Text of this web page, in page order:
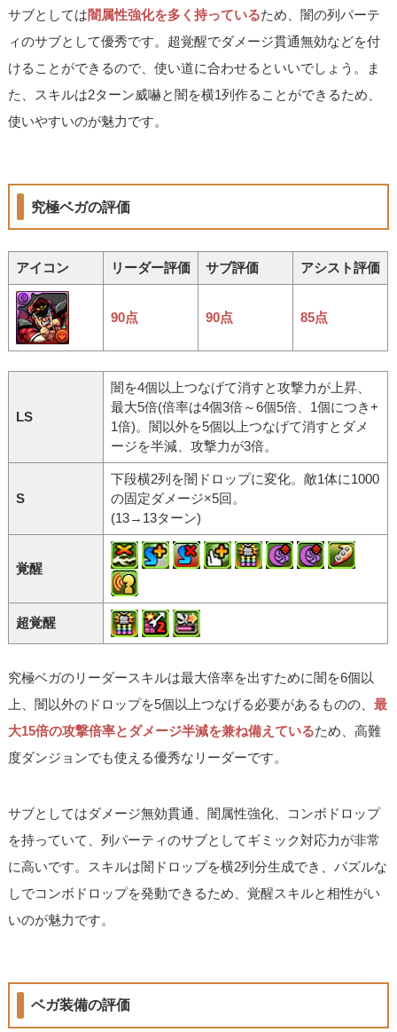
サブとしては闇属性強化を多く持っているため、闇の列パーテ
ィのサブとして優秀です。超覚醒でダメージ貫通無効などを付
けることができるので、使い道に合わせるといいでしょう。ま
た、スキルは2ターン威嚇と闇を横1列作ることができるため、
使いやすいのが魅力です。
究極ベガの評価
アイコン リーダー評価 サブ評価 アシスト評価
90点 90点 85点
LS
闇を4個以上つなげて消すと攻撃力が上昇、
最大5倍(倍率は4個3倍～6個5倍、1個につき+
1倍)。闇以外を5個以上つなげて消すとダメ
ージを半減、攻撃力が3倍。
S
下段横2列を闇ドロップに変化。敵1体に1000
の固定ダメージ×5回。
(13→13ターン)
覚醒
超覚醒
究極ベガのリーダースキルは最大倍率を出すために闇を6個以
上、闇以外のドロップを5個以上つなげる必要があるものの、最
大15倍の攻撃倍率とダメージ半減を兼ね備えているため、高難
度ダンジョンでも使える優秀なリーダーです。
サブとしてはダメージ無効貫通、闇属性強化、コンボドロップ
を持っていて、列パーティのサブとしてギミック対応力が非常
に高いです。スキルは闇ドロップを横2列分生成でき、パズルな
しでコンボドロップを発動できるため、覚醒スキルと相性がい
いのが魅力です。
ベガ装備の評価